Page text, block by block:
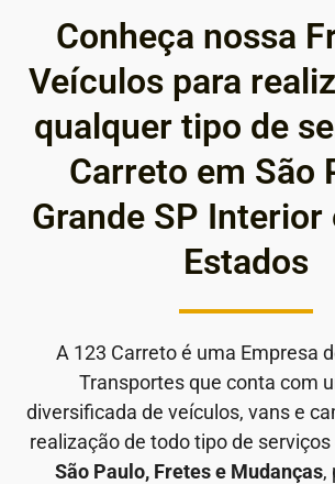
Conheça nossa
Veículos para
qualquer tipo de
Carreto em São
Grande SP
Estados
A 123 Carreto é uma Empresa
Transportes que conta com
diversificada de veículos, vans e
realização de todo tipo de serviços
São Paulo, Fretes e Mudanças,